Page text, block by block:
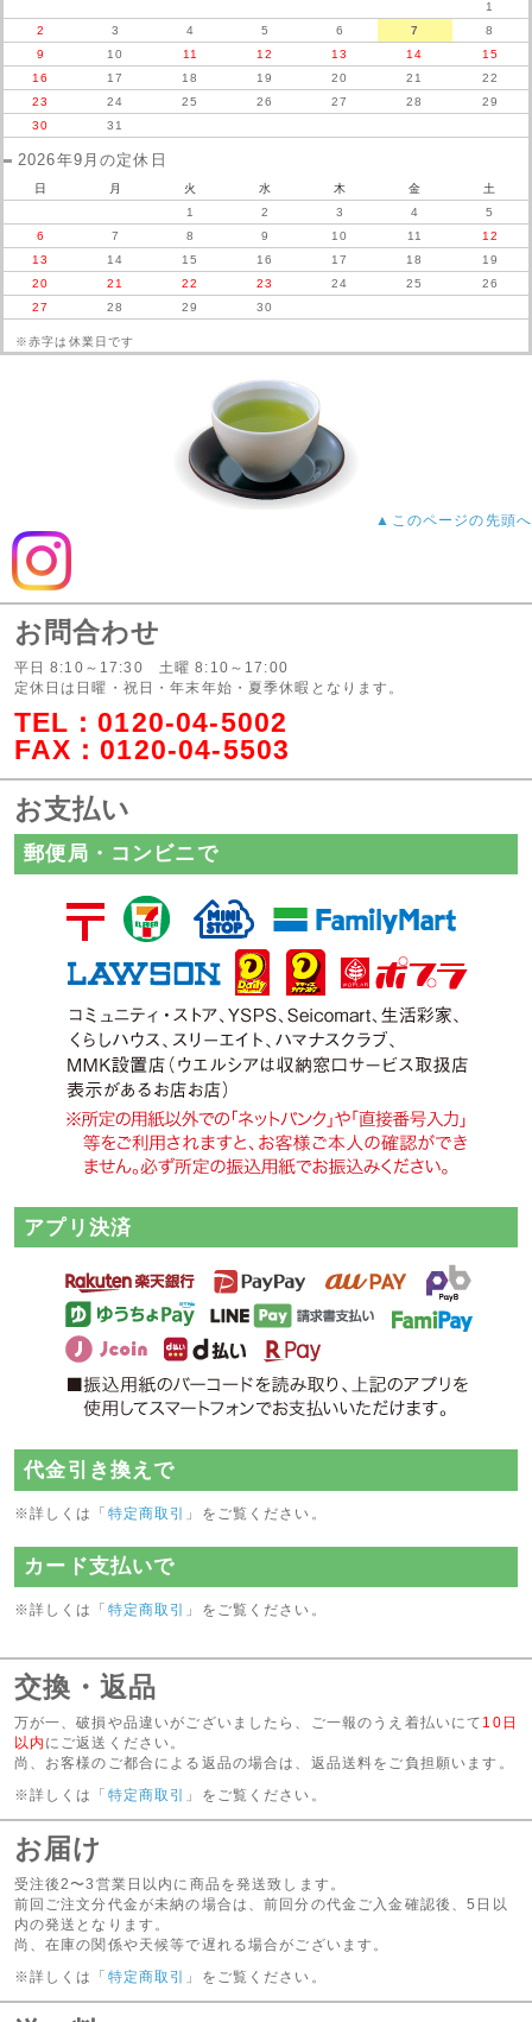
1
2
3 4 5 6 7
8
9
10 11 12 13 14
15
16
17 18 19 20 21
22
23
24 25 26 27 28
29
30
31
2026年9月の定休日
日 月 火 水 木 金
土
1
2 3 4
5
6
7 8 9 10 11
12
13
14 15 16 17 18
19
20
21 22 23 24 25
26
27
28 29 30
※赤字は休業日です
▲このページの先頭へ
お問合わせ
平日 8:10～17:30 土曜 8:10～17:00
定休日は日曜・祝日・年末年始・夏季休暇となります。
TEL： 0120-04-5002
FAX：0120-04-5503
お支払い
郵便局・コンビニで
アプリ決済
代金引き換えで
※詳しくは「 特定商取引 」をご覧ください。
カード支払いで
※詳しくは「 特定商取引 」をご覧ください。
交換・返品
万が一、破損や品違いがございましたら、ご一報のうえ着払いにて 10日
以内 にご返送ください。
尚、お客様のご都合による返品の場合は、返品送料をご負担願います。
※詳しくは「 特定商取引 」をご覧ください。
お届け
受注後2〜3営業日以内に商品を発送致します。
前回ご注文分代金が未納の場合は、前回分の代金ご入金確認後、5日以
内の発送となります。
尚、在庫の関係や天候等で遅れる場合がございます。
※詳しくは「 特定商取引 」をご覧ください。